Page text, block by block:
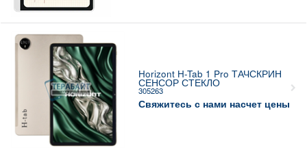
Horizont H-Tab 1 Pro ТАЧСКРИН
СЕНСОР СТЕКЛО
305263
Свяжитесь с нами насчет цены